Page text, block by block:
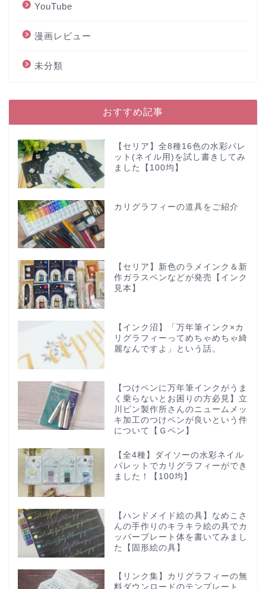
YouTube
漫画レビュー
未分類
おすすめ記事
【セリア】全8種16色の水彩パレ
ット(ネイル用)を試し書きしてみ
ました【100均】
カリグラフィーの道具をご紹介
【セリア】新色のラメインク＆新
作ガラスペンなどが発売【インク
見本】
【インク沼】「万年筆インク×カ
リグラフィーってめちゃめちゃ綺
麗なんですよ」という話。
【つけペンに万年筆インクがうま
く乗らないとお困りの方必見】立
川ピン製作所さんのニュームメッ
キ加工のつけペンが良いという件
について【Ｇペン】
【全4種】ダイソーの水彩ネイル
パレットでカリグラフィーができ
ました！【100均】
【ハンドメイド絵の具】なめこさ
んの手作りのキラキラ絵の具でカ
ッパープレート体を書いてみまし
た【固形絵の具】
【リンク集】カリグラフィーの無
料ダウンロードのテンプレート